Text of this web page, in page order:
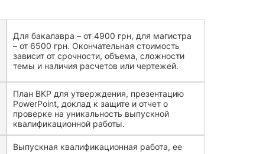
Для бакалавра – от 4900 грн, для магистра
– от 6500 грн. Окончательная стоимость
зависит от срочности, объема, сложности
темы и наличия расчетов или чертежей.
План ВКР для утверждения, презентацию
PowerPoint, доклад к защите и отчет о
проверке на уникальность выпускной
квалификационной работы.
Выпускная квалификационная работа, ее